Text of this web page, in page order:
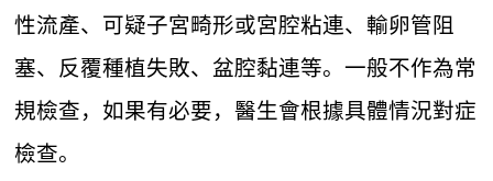
性流產、可疑子宮畸形或宮腔粘連、輸卵管阻
塞、反覆種植失敗、盆腔黏連等。一般不作為常
規檢查，如果有必要，醫生會根據具體情況對症
檢查。